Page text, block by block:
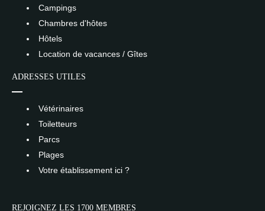
Campings
Chambres d'hôtes
Hôtels
Location de vacances / Gîtes
ADRESSES UTILES
Vétérinaires
Toiletteurs
Parcs
Plages
Votre établissement ici ?
REJOIGNEZ LES 1700 MEMBRES